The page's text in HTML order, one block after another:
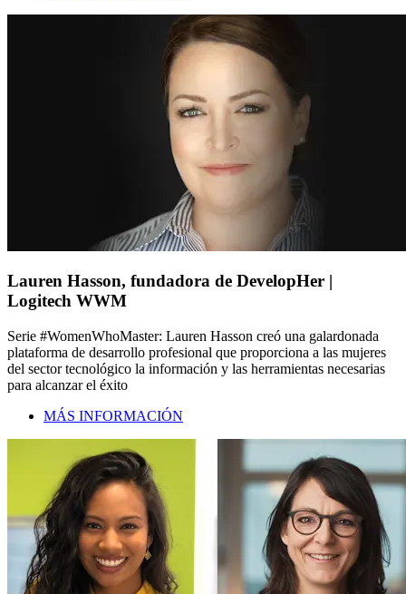
Lauren Hasson, fundadora de DevelopHer |
Logitech WWM
Serie #WomenWhoMaster: Lauren Hasson creó una galardonada
plataforma de desarrollo profesional que proporciona a las mujeres
del sector tecnológico la información y las herramientas necesarias
para alcanzar el éxito
MÁS INFORMACIÓN